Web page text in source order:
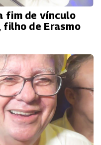
fim de vínculo
filho de Erasmo